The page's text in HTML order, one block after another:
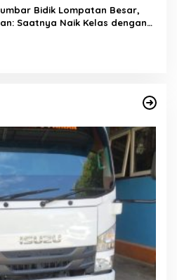
Bidik Lompatan Besar,
Saatnya Naik Kelas dengan